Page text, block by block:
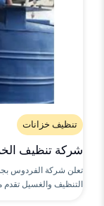
تنظيف خزانات
شركة تنظيف
تعلن شركة الفردوس
التنظيف والغسيل تقدم